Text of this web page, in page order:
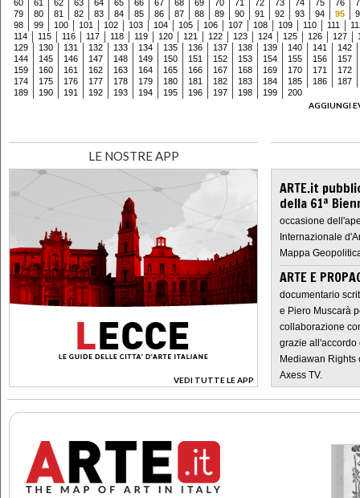
60 61 62 63 64 65 66 67 68 69 70 71 72 73 74 75 76
79
80 81 82 83 84 85 86 87 88 89 90 91 92 93 94 95
98
99 100 101 102 103 104 105 106 107 108 109 110 111
114
115 116 117 118 119 120 121 122 123 124 125 126 127
129
130 131 132 133 134 135 136 137 138 139 140 141
142
144
145 146 147 148 149 150 151 152 153 154 155 156
157
159
160 161 162 163 164 165 166 167 168 169 170 171
172
174
175 176 177 178 179 180 181 182 183 184 185 186
187
189
190 191 192 193 194 195 196 197 198 199
200
AGGIUNGI
LE NOSTRE APP
VEDI TUTTE LE APP
>
ARTE.it
della 61ª
occasione
Internazionale
Mappa
ARTE E
documentario
e Piero Muscarà
collaborazione
grazie all'accordo
Mediawan Rights
Axess TV.